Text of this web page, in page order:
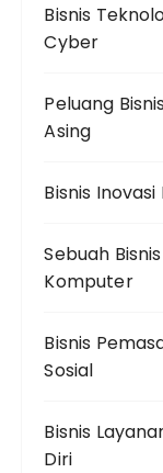
Bisnis
Cyber
Peluang
Asing
Bisnis
Sebuah
Komputer
Bisnis
Sosial
Bisnis
Diri